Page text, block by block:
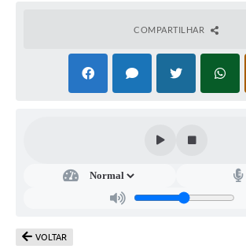
COMPARTILHAR
VOLTAR